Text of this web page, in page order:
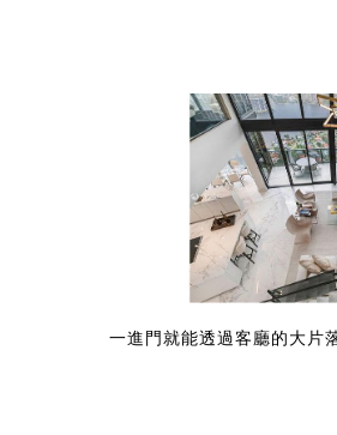
一進門就能透過客廳的大片